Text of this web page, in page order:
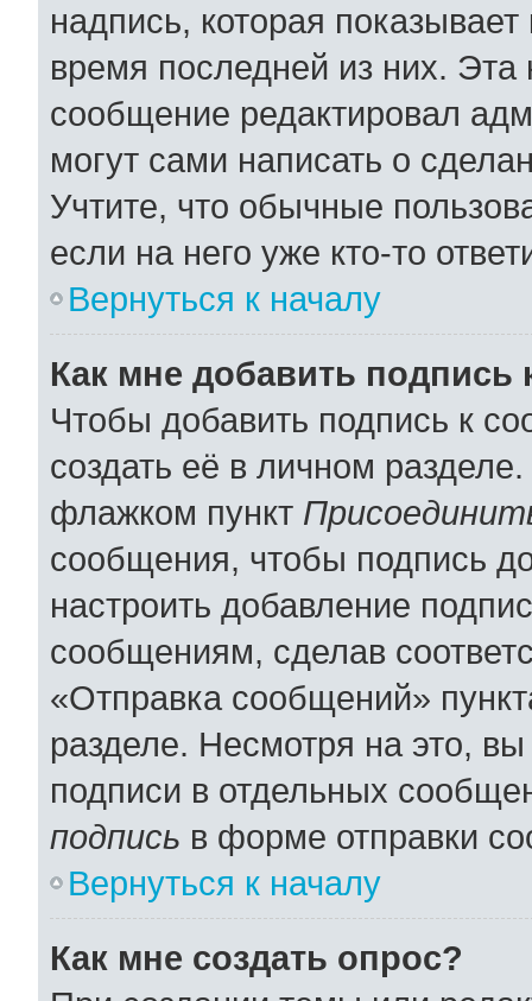
надпись, которая
время последней из них. Эта
сообщение редактировал
могут сами написать о
Учтите, что обычные
если на него уже кто-то
Вернуться к началу
Как мне добавить
Чтобы добавить подпись к
создать её в личном
флажком пункт
сообщения, чтобы подпись
настроить добавление
сообщениям, сделав
«Отправка сообщений»
разделе. Несмотря на это,
подписи в отдельных
подпись в форме отправки
Вернуться к началу
Как мне создать опрос?